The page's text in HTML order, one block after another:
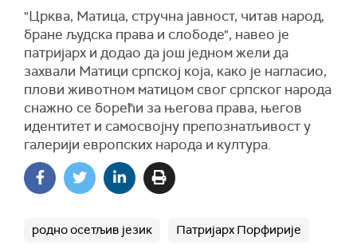
"Црква, Матица, стручна јавност, читав народ,
бране људска права и слободе", навео је
патријарх и додао да још једном жели да
захвали Матици српској која, како је нагласио,
плови животном матицом свог српског народа
снажно се борећи за његова права, његов
идентитет и самосвојну препознатљивост у
галерији европских народа и култура.
родно осетљив језик Патријарх Порфирије